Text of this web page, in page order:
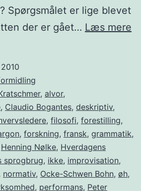
Spørgsmålet er lige blevet
der er gået… Læs mere
, alvor,
, Claudio Bogantes, deskriptiv,
, filosofi, forestilling,
, forskning, fransk, grammatik,
Henning Nølke, Hverdagens
sprogbrug, ikke, improvisation,
normativ, Ocke-Schwen Bohn, øh,
, performans, Peter